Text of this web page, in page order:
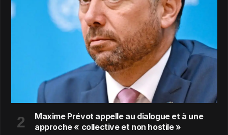
Maxime Prévot appelle au dialogue et à une
approche « collective et non hostile »